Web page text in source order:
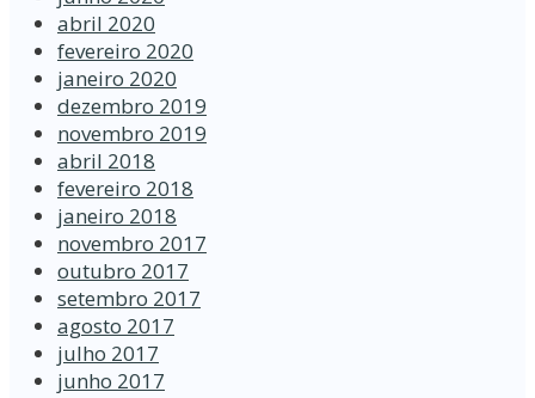
abril 2020
fevereiro 2020
janeiro 2020
dezembro 2019
novembro 2019
abril 2018
fevereiro 2018
janeiro 2018
novembro 2017
outubro 2017
setembro 2017
agosto 2017
julho 2017
junho 2017